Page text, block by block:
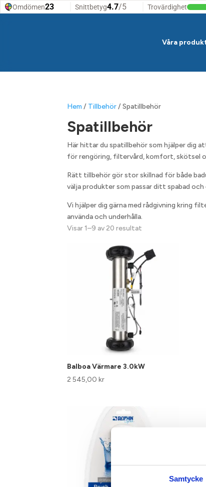
Samtycke
Våra
Hem / Tillbehör/ Spatillbehör
Spatillbehör
Här hittar du spatillbehör som hjälper dig
för rengöring, filtervård, komfort, skötsel
Rätt tillbehör gör stor skillnad för både
välja produkter som passar ditt spabad och
Vi hjälper dig gärna med rådgivning kring
använda och underhålla.
Visar 1–9 av 20 resultat
Balboa Värmare 3.0kW
2 545,00kr